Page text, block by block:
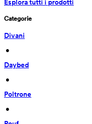
Esplora tutti i prodotti
Categorie
Divani
•
Daybed
•
Poltrone
•